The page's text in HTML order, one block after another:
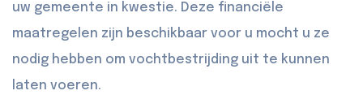
uw gemeente in kwestie. Deze financiële
maatregelen zijn beschikbaar voor u mocht u ze
nodig hebben om vochtbestrijding uit te kunnen
laten voeren.